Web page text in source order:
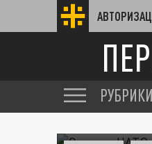
РУБРИКИ